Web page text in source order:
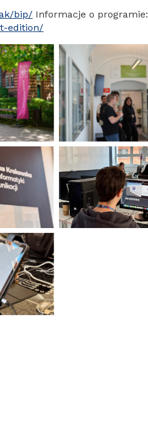
bip/ Informacje o programie:
edition/